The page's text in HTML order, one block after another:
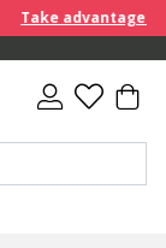
Take advantage of